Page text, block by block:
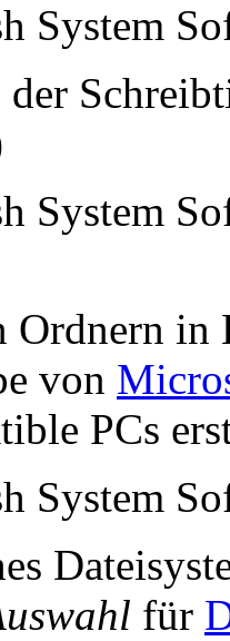
System
System
Ordnern in
von
PCs
System
für